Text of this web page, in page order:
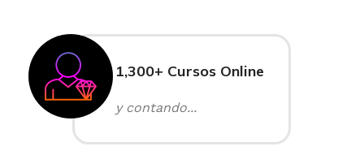
1,300+ Cursos Online
y contando...